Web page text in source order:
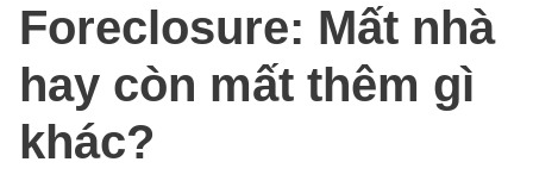
Foreclosure: Mất nhà
hay còn mất thêm gì
khác?